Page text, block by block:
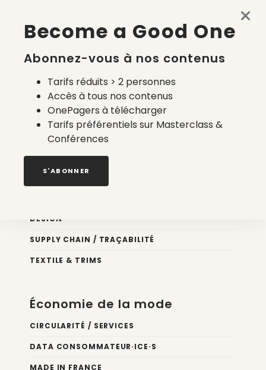
La liste des prestataires du bilan carbone d’une marque
de mode
2 août 2026
DESIGN
SUPPLY CHAIN / TRAÇABILITÉ
TEXTILE & TRIMS
Économie de la mode
CIRCULARITÉ / SERVICES
DATA CONSOMMATEUR·ICE·S
MADE IN FRANCE
Become a Good One
Abonnez-vous à nos contenus
Tarifs réduits > 2 personnes
Accès à tous nos contenus
OnePagers à télécharger
Tarifs préférentiels sur Masterclass &
Conférences
S'ABONNER